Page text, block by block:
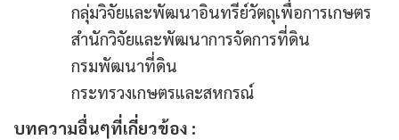
กลุ่มวิจัยและพัฒนาอินทรีย์วัตถุเพื่อการเกษตร
สำนักวิจัยและพัฒนาการจัดการที่ดิน
กรมพัฒนาที่ดิน
กระทรวงเกษตรและสหกรณ์
บทความอื่นๆที่เกี่ยวข้อง :